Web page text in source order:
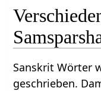
Sanskrit Wörter
geschrieben.